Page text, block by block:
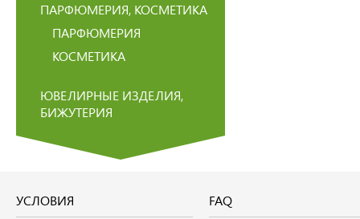
ПАРФЮМЕРИЯ, КОСМЕТИКА
ПАРФЮМЕРИЯ
КОСМЕТИКА
ЮВЕЛИРНЫЕ ИЗДЕЛИЯ,
БИЖУТЕРИЯ
УСЛОВИЯ FAQ